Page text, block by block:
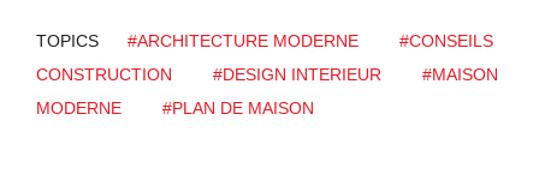
TOPICS #ARCHITECTURE MODERNE
#CONSEILS
CONSTRUCTION
#DESIGN INTERIEUR
#MAISON
MODERNE
#PLAN DE MAISON